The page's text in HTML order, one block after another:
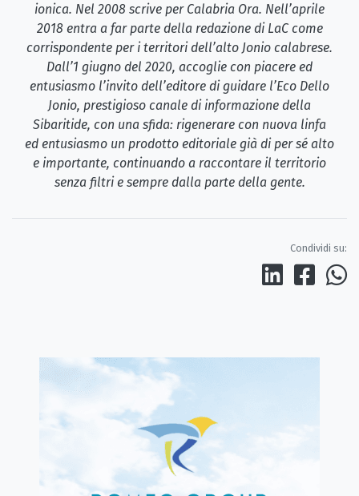
ionica. Nel 2008 scrive per Calabria Ora. Nell’aprile
2018 entra a far parte della redazione di LaC come
corrispondente per i territori dell’alto Jonio calabrese.
Dall’1 giugno del 2020, accoglie con piacere ed
entusiasmo l’invito dell’editore di guidare l’Eco Dello
Jonio, prestigioso canale di informazione della
Sibaritide, con una sfida: rigenerare con nuova linfa
ed entusiasmo un prodotto editoriale già di per sé alto
e importante, continuando a raccontare il territorio
senza filtri e sempre dalla parte della gente.
Condividi su: